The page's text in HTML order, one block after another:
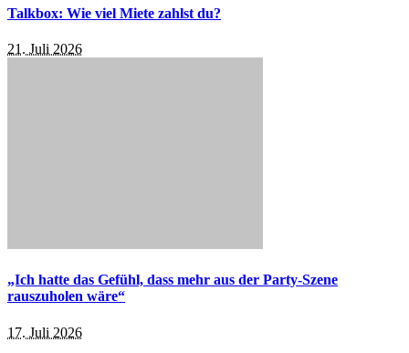
Talkbox: Wie viel Miete zahlst du?
21. Juli 2026
„Ich hatte das Gefühl, dass mehr aus der Party-Szene
rauszuholen wäre“
17. Juli 2026